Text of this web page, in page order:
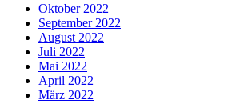
Oktober 2022
September 2022
August 2022
Juli 2022
Mai 2022
April 2022
März 2022